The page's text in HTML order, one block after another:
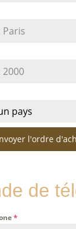
pays
l'ordre
de
*